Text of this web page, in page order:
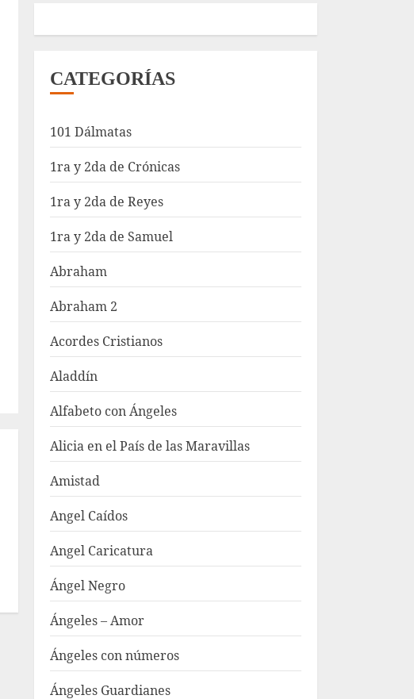
CATEGORÍAS
101 Dálmatas
1ra y 2da de Crónicas
1ra y 2da de Reyes
1ra y 2da de Samuel
Abraham
Abraham 2
Acordes Cristianos
Aladdín
Alfabeto con Ángeles
Alicia en el País de las Maravillas
Amistad
Angel Caídos
Angel Caricatura
Ángel Negro
Ángeles – Amor
Ángeles con números
Ángeles Guardianes